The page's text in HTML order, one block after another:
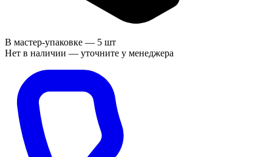
В мастер-упаковке — 5 шт
Нет в наличии — уточните у менеджера